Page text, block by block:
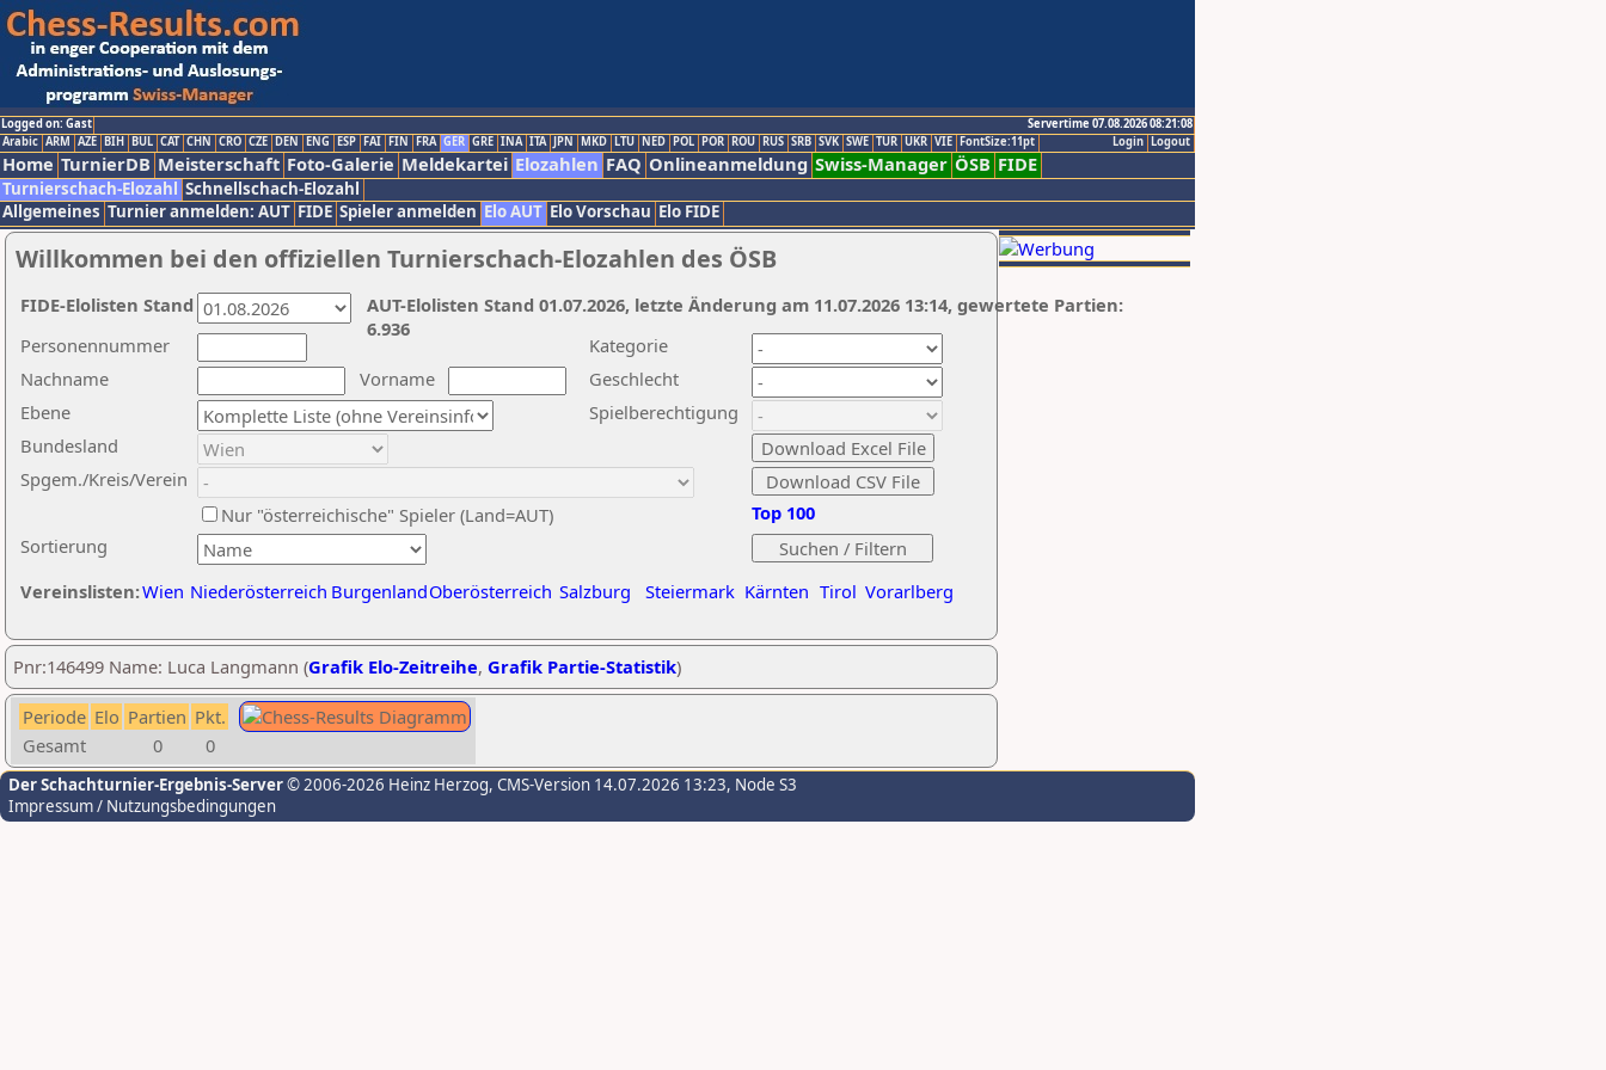
Logged on: Gast
Servertime 07.08.2026 08:21:08
Logout
Login
Arabic ARM AZE BIH BUL CAT CHN CRO CZE DEN ENG ESP FAI FIN FRA GER GRE INA ITA JPN MKD LTU NED POL POR ROU RUS SRB SVK SWE TUR UKR VIE FontSize:11pt
Home TurnierDB Meisterschaft Foto-Galerie Meldekartei Elozahlen FAQ Onlineanmeldung Swiss-Manager ÖSB FIDE
Turnierschach-Elozahl Schnellschach-Elozahl
Allgemeines Turnier anmelden: AUT FIDE Spieler anmelden Elo AUT Elo Vorschau Elo FIDE
Willkommen bei den offiziellen Turnierschach-Elozahlen des ÖSB
Nachname
Vorname
Ebene
Kategorie
Sortierung
Personennummer
Bundesland
Spgem./Kreis/Verein
Geschlecht
Nur "österreichische" Spieler (Land=AUT)
Spielberechtigung
Vereinslisten:Wien Niederösterreich BurgenlandOberösterreich Salzburg Steiermark Kärnten Tirol Vorarlberg
Top 100
AUT-Elolisten Stand 01.07.2026, letzte Änderung am 11.07.2026 13:14, gewertete Partien:
6.936
FIDE-Elolisten Stand
Pnr:146499 Name: Luca Langmann (Grafik Elo-Zeitreihe, Grafik Partie-Statistik)
Periode Elo Partien Pkt.
Gesamt
0 0
Der Schachturnier-Ergebnis-Server© 2006-2026 Heinz Herzog, CMS-Version 14.07.2026 13:23, Node S3
Impressum / Nutzungsbedingungen